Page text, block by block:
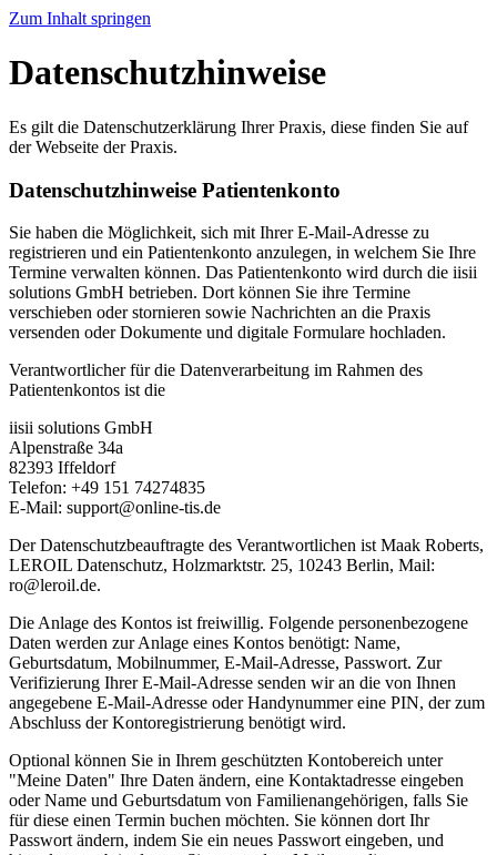
Zum Inhalt springen
Datenschutzhinweise
Es gilt die Datenschutzerklärung Ihrer Praxis, diese finden Sie auf
der Webseite der Praxis.
Datenschutzhinweise Patientenkonto
Sie haben die Möglichkeit, sich mit Ihrer E-Mail-Adresse zu
registrieren und ein Patientenkonto anzulegen, in welchem Sie Ihre
Termine verwalten können. Das Patientenkonto wird durch die iisii
solutions GmbH betrieben. Dort können Sie ihre Termine
verschieben oder stornieren sowie Nachrichten an die Praxis
versenden oder Dokumente und digitale Formulare hochladen.
Verantwortlicher für die Datenverarbeitung im Rahmen des
Patientenkontos ist die
iisii solutions GmbH
Alpenstraße 34a
82393 Iffeldorf
Telefon: +49 151 74274835
E-Mail: support@online-tis.de
Der Datenschutzbeauftragte des Verantwortlichen ist Maak Roberts,
LEROIL Datenschutz, Holzmarktstr. 25, 10243 Berlin, Mail:
ro@leroil.de.
Die Anlage des Kontos ist freiwillig. Folgende personenbezogene
Daten werden zur Anlage eines Kontos benötigt: Name,
Geburtsdatum, Mobilnummer, E-Mail-Adresse, Passwort. Zur
Verifizierung Ihrer E-Mail-Adresse senden wir an die von Ihnen
angegebene E-Mail-Adresse oder Handynummer eine PIN, der zum
Abschluss der Kontoregistrierung benötigt wird.
Optional können Sie in Ihrem geschützten Kontobereich unter
"Meine Daten" Ihre Daten ändern, eine Kontaktadresse eingeben
oder Name und Geburtsdatum von Familienangehörigen, falls Sie
für diese einen Termin buchen möchten. Sie können dort Ihr
Passwort ändern, indem Sie ein neues Passwort eingeben, und